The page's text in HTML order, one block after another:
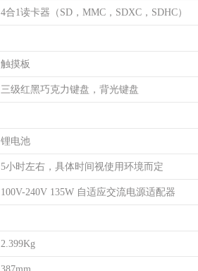
4合1读卡器（SD，MMC，SDXC，SDHC）
触摸板
三级红黑巧克力键盘，背光键盘
锂电池
5小时左右，具体时间视使用环境而定
100V-240V 135W 自适应交流电源适配器
2.399Kg